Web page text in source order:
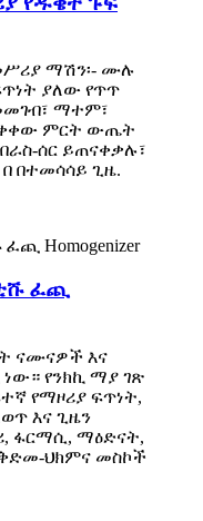
ማሽን፡- ሙሉ
ያለው የጥጥ
ማተም፣
ምርት ውጤት
ሰር ይጠናቀቃሉ፣
በተመሳሳይ ጊዜ.
ፈጪ
ናሙናዎች እና
የንክኪ ማያ ገጽ
የማዞሪያ ፍጥነት,
እና ጊዜን
ፋርማሲ, ማዕድናት,
ህክምና መስኮች